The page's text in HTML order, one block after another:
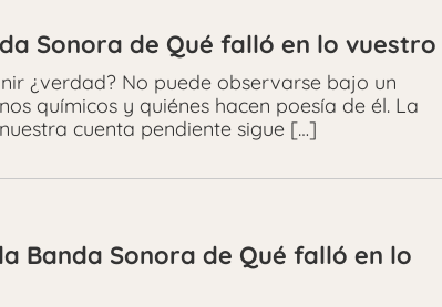
Sonora de Qué falló en lo vuestro
¿verdad? No puede observarse bajo un
químicos y quiénes hacen poesía de él. La
cuenta pendiente sigue […]
Banda Sonora de Qué falló en lo